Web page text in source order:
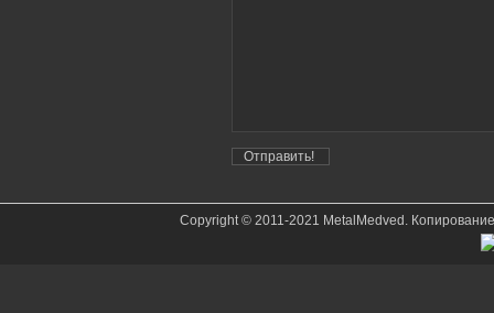
Copyright © 2011-2021 MetalMedved.